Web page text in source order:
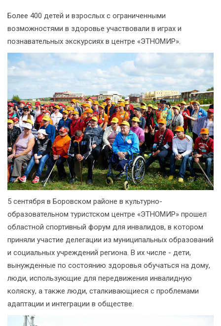
Более 400 детей и взрослых с ограниченными
возможностями в здоровье участвовали в играх и
познавательных экскурсиях в центре «ЭТНОМИР».
5 сентября в Боровском районе в культурно-
образовательном туристском центре «ЭТНОМИР» прошел
областной спортивный форум для инвалидов, в котором
приняли участие делегации из муниципальных образований
и социальных учреждений региона. В их числе - дети,
вынужденные по состоянию здоровья обучаться на дому,
люди, использующие для передвижения инвалидную
коляску, а также люди, сталкивающиеся с проблемами
адаптации и интеграции в обществе.